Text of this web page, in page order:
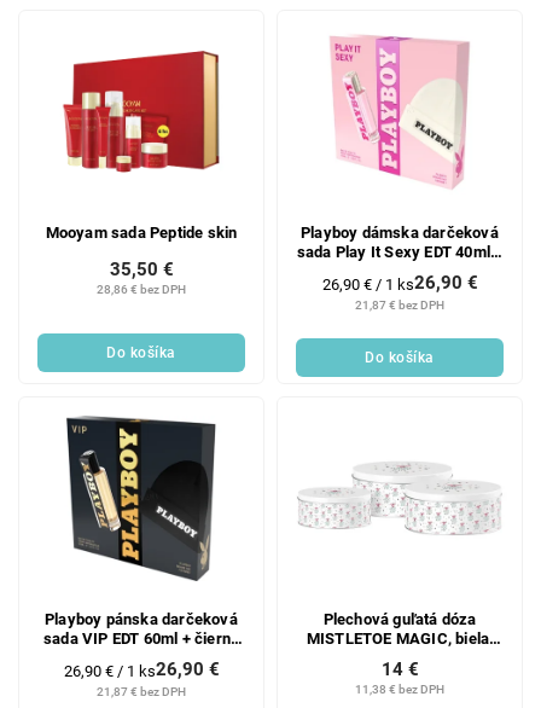
Mooyam sada Peptide skin
28,86 € bez DPH
35,50 €
Do košíka
Playboy dámska darčeková
sada Play It Sexy EDT 40ml +
biela čiapka Playboy
21,87 € bez DPH
26,90 €
Jednotková
cena:
26,90 € / 1 ks
Do košíka
Playboy pánska darčeková
sada VIP EDT 60ml + čierna
21,87 € bez DPH
26,90 €
Jednotková
cena:
26,90 € / 1 ks
Plechová guľatá dóza
MISTLETOE MAGIC, biela,
200x90/185x80/140x65mm
11,38 € bez DPH
14 €